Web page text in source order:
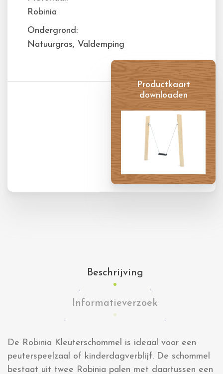
Robinia
Ondergrond:
Natuurgras, Valdemping
Productkaart
downloaden
Beschrijving
Informatieverzoek
De Robinia Kleuterschommel is ideaal voor een
peuterspeelzaal of kinderdagverblijf. De schommel
bestaat uit twee Robinia palen met daartussen een